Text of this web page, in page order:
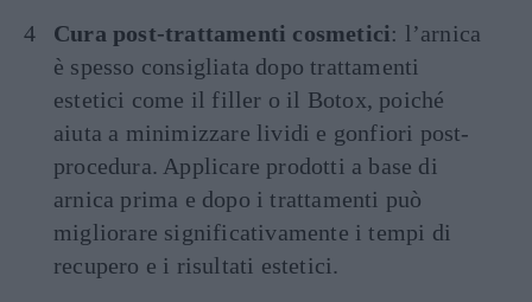
Cura post-trattamenti cosmetici: l’arnica
è spesso consigliata dopo trattamenti
estetici come il filler o il Botox, poiché
aiuta a minimizzare lividi e gonfiori post-
procedura. Applicare prodotti a base di
arnica prima e dopo i trattamenti può
migliorare significativamente i tempi di
recupero e i risultati estetici.